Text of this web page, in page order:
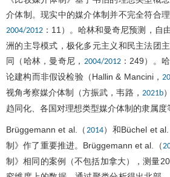
介体制。现实中的媒介体制并不完全符合
2004/2012 ：11）。哈林和曼奇尼预测，自
洲的主导模式，极化多元主义和民主法团
同（哈林，曼奇尼， 2004/2012：249）。
论建构而非假设检验（Hallin & Mancini，
视角考察媒介体制（方振武，韦路， 2021b
趋同化、各国对理想类型媒介体制的隶属度
Brüggemann et al.（ 2014）和Büchel et al.
制》作了重要推进。Brüggemann et al.（
制》相同的案例（不包括加拿大），测量